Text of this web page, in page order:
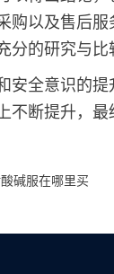
购以及售后
分的研究与
安全意识的
不断提升，
碱服在哪里买